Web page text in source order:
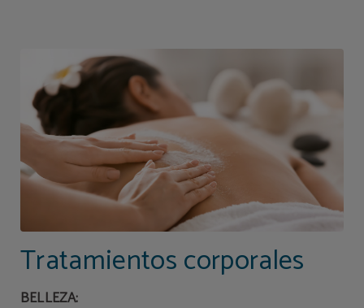
Tratamientos corporales
BELLEZA: